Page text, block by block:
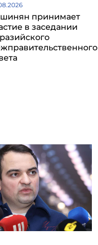
принимает
в заседании